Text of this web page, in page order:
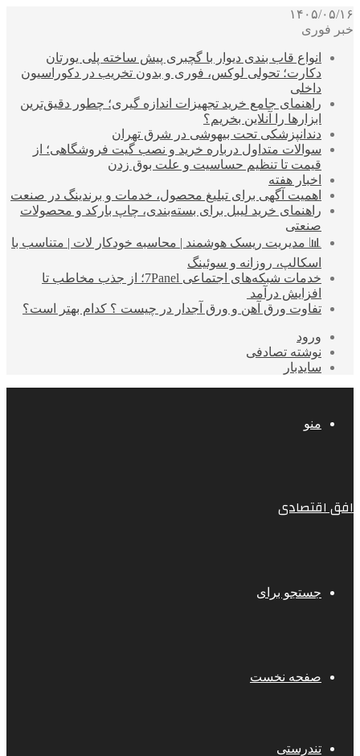
۱۴۰۵/۰۵/۱۶
خبر فوری
انواع قاب بندی دیوار با گچبری پیش ساخته پلی یورتان
دکارت؛ تحولی لوکس، فوری و بدون تخریب در دکوراسیون
داخلی
راهنمای جامع خرید تجهیزات اندازه گیری؛ چطور دقیق‌ترین
ابزارها را آنلاین بخریم؟
دندانپزشکی تحت بیهوشی در شرق تهران
سوالات متداول درباره خرید و نصب گیت فروشگاهی؛ از
قیمت تا تنظیم حساسیت و علت بوق زدن
اخبار هفته
اهمیت آگهی برای تبلیغ محصول، خدمات و برندینگ در صنعت
راهنمای خرید لیبل برای بسته‌بندی، چاپ بارکد و محصولات
صنعتی
📊 مدیریت ریسک هوشمند | محاسبه خودکار لات | متناسب با
اسکالپ، روزانه و سوئینگ
خدمات شبکه‌های اجتماعی 7Panel؛ از جذب مخاطب تا
افزایش درآمد
تفاوت ورق آهن و ورق آجدار در چیست ؟ کدام بهتر است؟
ورود
نوشته تصادفی
سایدبار
منو
افق اقتصادی
جستجو برای
صفحه نخست
تندرستی